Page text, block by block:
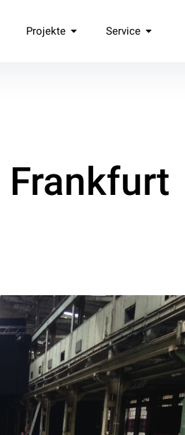
Projekte Service